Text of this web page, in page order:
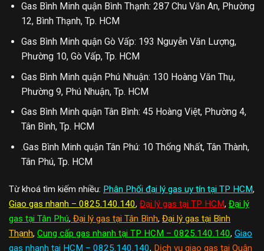
Gas Bình Minh quận Bình Thạnh: 287 Chu Văn An, Phường
12, Bình Thạnh, Tp. HCM
Gas Bình Minh quận Gò Vấp: 193 Nguyễn Văn Lượng,
Phường 10, Gò Vấp, Tp. HCM
Gas Bình Minh quận Phú Nhuận: 130 Hoàng Văn Thụ,
Phường 9, Phú Nhuận, Tp. HCM
Gas Bình Minh quận Tân Bình: 45 Hoàng Việt, Phường 4,
Tân Bình, Tp. HCM
.Gas Bình Minh quận Tân Phú: 10 Thống Nhất, Tân Thành,
Tân Phú, Tp. HCM
Từ khoá tìm kiếm nhiều: Phân Phối đại lý gas uy tín tại TP HCM,
Giao gas nhanh – 0825.140.140, Đại lý gas tại TP HCM, Đại lý
gas tại Tân Phú, Đại lý gas tại Tân Bình, Đại lý gas tại Bình
Thạnh, Cung cấp gas nhanh tại TP HCM – 0825.140.140, Giao
gas nhanh tại HCM – 0825.140.140, Dịch vụ giao gas tại Quận